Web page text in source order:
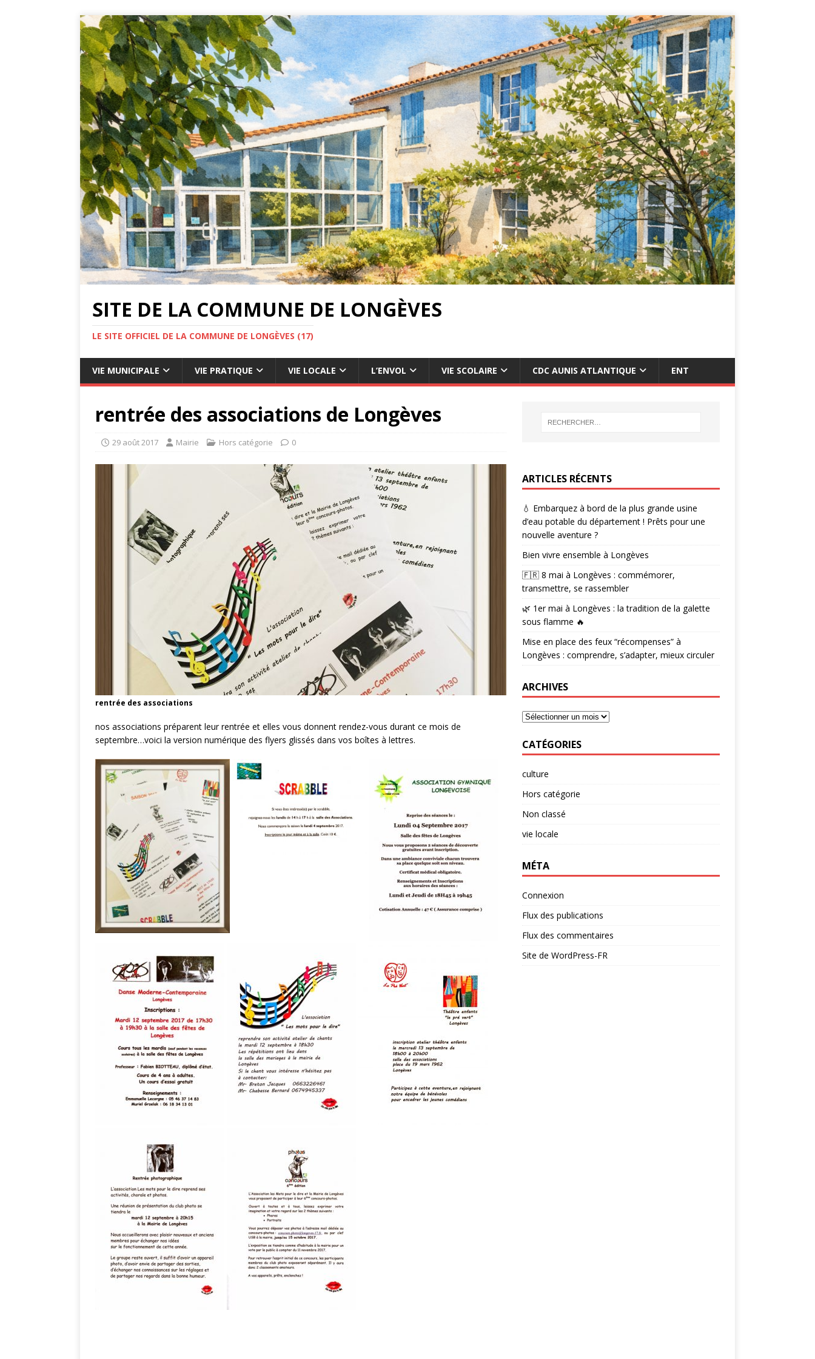
SITE DE LA COMMUNE DE LONGÈVES
LE SITE OFFICIEL DE LA COMMUNE DE LONGÈVES (17)
VIE MUNICIPALE VIE PRATIQUE VIE LOCALE L’ENVOL VIE SCOLAIRE CDC AUNIS ATLANTIQUE ENT
rentrée des associations de Longèves
29 août 2017 Mairie Hors catégorie 0
rentrée des associations
nos associations préparent leur rentrée et elles vous donnent rendez-vous durant ce mois de
septembre…voici la version numérique des flyers glissés dans vos boîtes à lettres.
ARTICLES RÉCENTS
💧 Embarquez à bord de la plus grande usine
d’eau potable du département ! Prêts pour une
nouvelle aventure ?
Bien vivre ensemble à Longèves
🇫🇷 8 mai à Longèves : commémorer,
transmettre, se rassembler
🌿 1er mai à Longèves : la tradition de la galette
sous flamme 🔥
Mise en place des feux “récompenses” à
Longèves : comprendre, s’adapter, mieux circuler
ARCHIVES
CATÉGORIES
culture
Hors catégorie
Non classé
vie locale
MÉTA
Connexion
Flux des publications
Flux des commentaires
Site de WordPress-FR